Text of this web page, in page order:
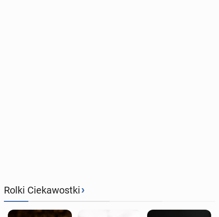
Rolki Ciekawostki›